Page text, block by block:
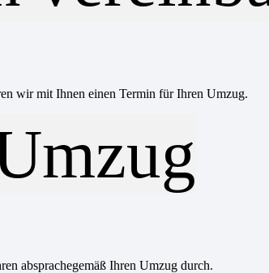
wir mit Ihnen einen Termin für Ihren Umzug.
absprachegemäß Ihren Umzug durch.